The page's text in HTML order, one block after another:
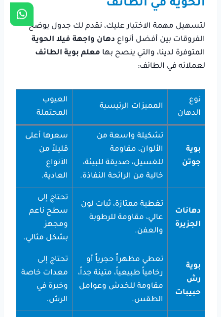
الحوية في الطائف
لتسهيل مهمة الاختيار عليك، نقدم لك جدول يوضح
الفروقات بين أفضل أنواع دهان واجهة فيلا الحوية
المتوفرة لدينا، والتي ينصح بها معلم بوية الطائف
لعملائه في الطائف:
نوع
الدهان
المميزات الرئيسية
العيوب
المحتملة
بوية
جوتن
تشكيلة واسعة من
الألوان، مقاومة
للغسيل، صديقة للبيئة،
خالية من الرائحة النفاذة.
سعرها أعلى
قليلاً من
الأنواع
العادية.
دهانات
الجزيرة
تغطية ممتازة، ثبات لون
عالي، مقاومة للرطوبة
والعفن.
تحتاج إلى
سطح ناعم
ومجهز
بشكل مثالي.
بوية
رش
حبيبات
تعطي مظهراً حجرياً أو
رخامياً طبيعياً، متينة جداً،
مقاومة للخدش وعوامل
الطقس.
تحتاج إلى
معدات خاصة
وخبرة في
الرش.